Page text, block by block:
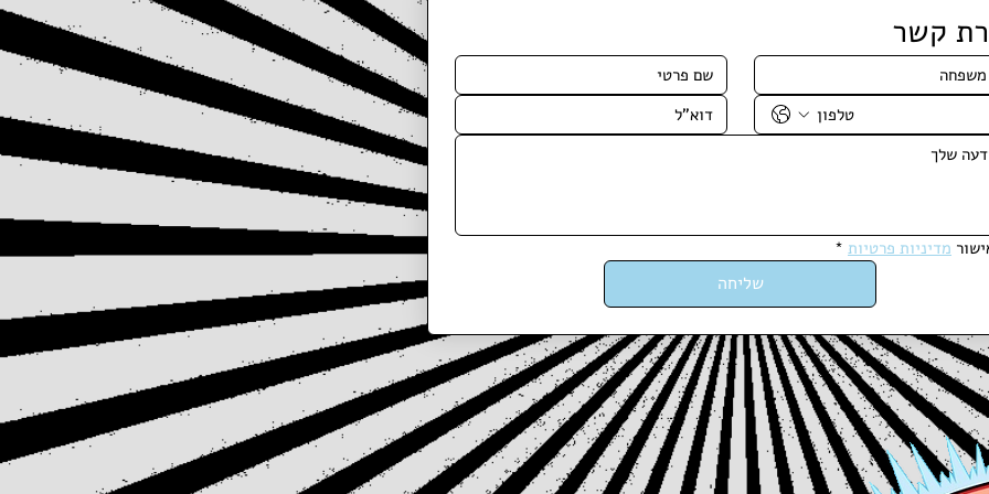
קשר
מדיניות פרטיות *
שליחה